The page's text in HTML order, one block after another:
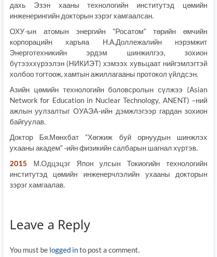
дахь Эзэн хааны технологийн институтэд цөмийн
инженерингийн докторын зэрэг хамгаалсан.
ОХУ-ын атомын энергийн “Росатом” төрийн өмчийн
корпорацийн харъяа Н.А.Доллежалийн нэрэмжит
Энерготехникийн эрдэм шинжилгээ, зохион
бүтээххүрээлэн (НИКИЭТ) хэмээх хувьцаат нийгэмлэгтэй
холбоо тогтоож, хамтын ажиллагааны протокол үйлдсэн.
Азийн цөмийн технологийн боловсролын сүлжээ (Asian
Network for Education in Nuclear Technology, ANENT) –ний
ажлын уулзалтыг ОУАЭА-ийн дэмжлэгээр гардан зохион
байгуулав.
Доктор Бя.Мөнхбат “Хөгжиж буй орнуудын шинжлэх
ухааны академ” -ийн физикийн салбарын шагнал хүртэв.
2015 М.Одцэцэг Япон улсын Токиогийн технологийн
институтэд цөмийн инженерчлэлийн ухааны докторын
зэрэг хамгаалав.
Leave a Reply
You must be logged into post a comment.